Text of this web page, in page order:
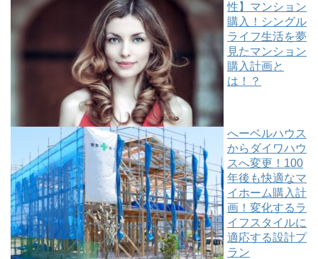
性】マンション
購入！シングル
ライフ生活を夢
見たマンション
購入計画と
は！？
へーベルハウス
からダイワハウ
スへ変更！100
年後も快適なマ
イホーム購入計
画！変化するラ
イフスタイルに
適応する設計プ
ラン